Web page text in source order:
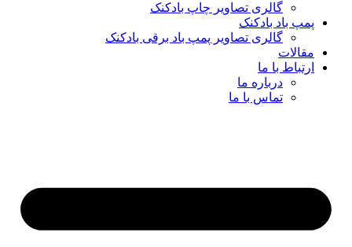
گالری تصاویر چاپ بادکنک
پمپ باد بادکنک
گالری تصاویر پمپ باد برقی بادکنک
مقالات
ارتباط با ما
درباره ما
تماس با ما